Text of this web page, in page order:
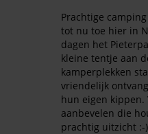
Prachtige
tot nu toe hier in
dagen het
kleine tentje aan
kamperplekken
vriendelijk
hun eigen kippen.
aanbevelen die
prachtig uitzicht :-